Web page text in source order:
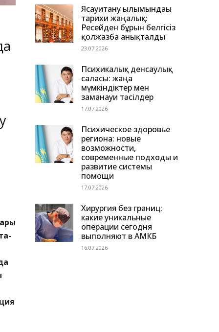
Ясауитану ғылымындағы
тарихи жаңалық:
Ресейден бұрын белгісіз
қолжазба анықталды
23.07.2026
Психикалық денсаулық
саласы: жаңа
мүмкіндіктер мен
заманауи тәсілдер
17.07.2026
Психическое здоровье
региона: новые
возможности,
современные подходы и
развитие системы
помощи
17.07.2026
Хирургия без границ:
какие уникальные
операции сегодня
выполняют в АМКБ
16.07.2026